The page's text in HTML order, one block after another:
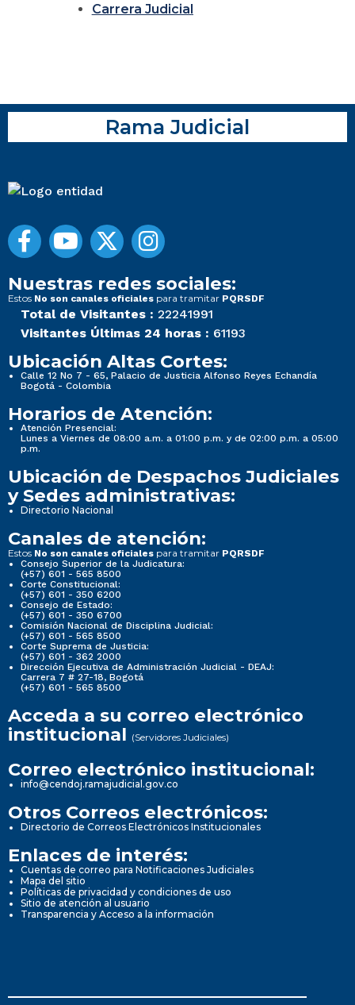
Carrera Judicial
Rama Judicial
Nuestras redes sociales:
Estos No son canales oficiales para tramitar PQRSDF
Total de Visitantes : 22241991
Visitantes Últimas 24 horas : 61193
Ubicación Altas Cortes:
Calle 12 No 7 - 65, Palacio de Justicia Alfonso Reyes Echandía
Bogotá - Colombia
Horarios de Atención:
Atención Presencial:
Lunes a Viernes de 08:00 a.m. a 01:00 p.m. y de 02:00 p.m. a 05:00
p.m.
Ubicación de Despachos Judiciales
y Sedes administrativas:
Directorio Nacional
Canales de atención:
Estos No son canales oficiales para tramitar PQRSDF
Consejo Superior de la Judicatura:
(+57) 601 - 565 8500
Corte Constitucional:
(+57) 601 - 350 6200
Consejo de Estado:
(+57) 601 - 350 6700
Comisión Nacional de Disciplina Judicial:
(+57) 601 - 565 8500
Corte Suprema de Justicia:
(+57) 601 - 362 2000
Dirección Ejecutiva de Administración Judicial - DEAJ:
Carrera 7 # 27-18, Bogotá
(+57) 601 - 565 8500
Acceda a su correo electrónico
institucional (Servidores Judiciales)
Correo electrónico institucional:
info@cendoj.ramajudicial.gov.co
Otros Correos electrónicos:
Directorio de Correos Electrónicos Institucionales
Enlaces de interés:
Cuentas de correo para Notificaciones Judiciales
Mapa del sitio
Políticas de privacidad y condiciones de uso
Sitio de atención al usuario
Transparencia y Acceso a la información